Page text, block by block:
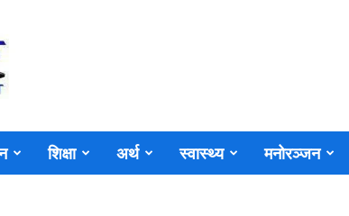
शिक्षा अर्थ स्वास्थ्य मनोरञ्जन